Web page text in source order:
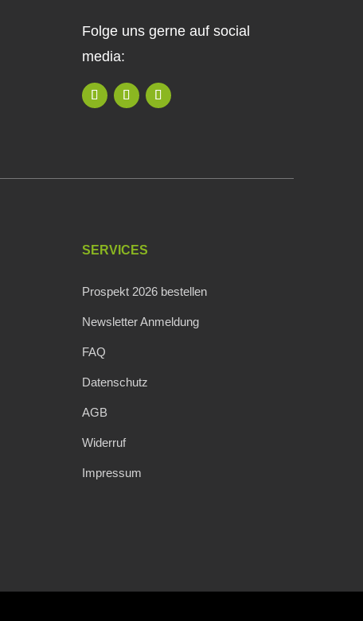
Folge uns gerne auf social
media:
SERVICES
Prospekt 2026 bestellen
Newsletter Anmeldung
FAQ
Datenschutz
AGB
Widerruf
Impressum